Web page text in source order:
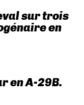
sur trois
en
en A-29B.